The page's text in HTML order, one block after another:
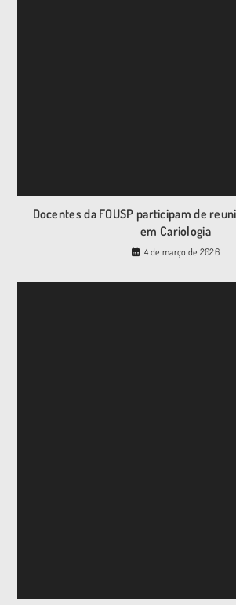
Docentes da FOUSP participam de
em Cariologia
4 de março de 2026